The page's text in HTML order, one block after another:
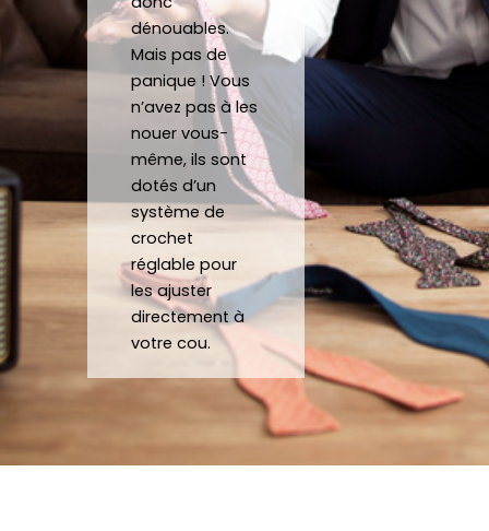
de
porte
r des
noeu
ds
papill
ons/
acce
es de
qualit
Je
reco
nde
!
Merci
beau
coup
à eux
encor
e!
dénouables.
Mais pas de
panique ! Vous
n’avez pas à les
nouer vous-
même, ils sont
dotés d’un
système de
crochet
réglable pour
les ajuster
directement à
votre cou.